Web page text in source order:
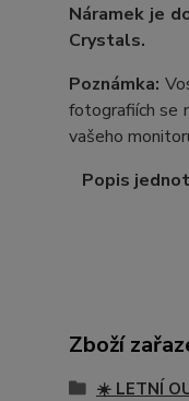
Náramek je
Crystals.
Poznámka:
fotografiích se
vašeho
Popis
Zboží
☀️ LETNÍ